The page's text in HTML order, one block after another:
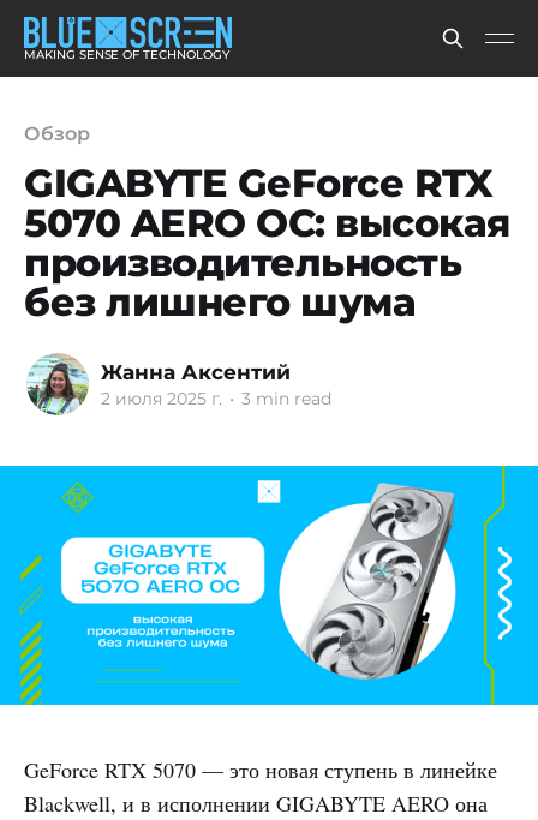
MAKING SENSE OF TECHNOLOGY
Обзор
GIGABYTE GeForce RTX
5070 AERO OC: высокая
производительность
без лишнего шума
Жанна Аксентий
2 июля 2025 г. • 3 min read
GeForce RTX 5070 — это новая ступень в линейке
Blackwell, и в исполнении GIGABYTE AERO она